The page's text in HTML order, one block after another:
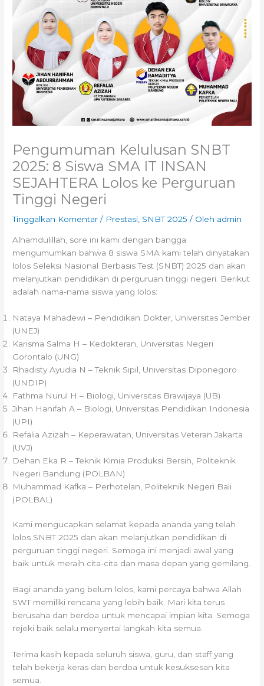
Pengumuman Kelulusan SNBT
2025: 8 Siswa SMA IT INSAN
SEJAHTERA Lolos ke Perguruan
Tinggi Negeri
Tinggalkan Komentar / Prestasi SNBT 2025 / Oleh admin
Alhamdulillah, sore ini kami dengan bangga
mengumumkan bahwa 8 siswa SMA kami telah dinyatakan
lolos Seleksi Nasional Berbasis Test (SNBT) 2025 dan akan
melanjutkan pendidikan di perguruan tinggi negeri. Berikut
adalah nama-nama siswa yang lolos:
Nataya Mahadewi – Pendidikan Dokter, Universitas Jember
(UNEJ)
Karisma Salma H – Kedokteran, Universitas Negeri
Gorontalo (UNG)
Rhadisty Ayudia N – Teknik Sipil, Universitas Diponegoro
(UNDIP)
Fathma Nurul H – Biologi, Universitas Brawijaya (UB)
Jihan Hanifah A – Biologi, Universitas Pendidikan Indonesia
(UPI)
Refalia Azizah – Keperawatan, Universitas Veteran Jakarta
(UVJ)
Dehan Eka R – Teknik Kimia Produksi Bersih, Politeknik
Negeri Bandung (POLBAN)
Muhammad Kafka – Perhotelan, Politeknik Negeri Bali
(POLBAL)
Kami mengucapkan selamat kepada ananda yang telah
lolos SNBT 2025 dan akan melanjutkan pendidikan di
perguruan tinggi negeri. Semoga ini menjadi awal yang
baik untuk meraih cita-cita dan masa depan yang gemilang.
Bagi ananda yang belum lolos, kami percaya bahwa Allah
SWT memiliki rencana yang lebih baik. Mari kita terus
berusaha dan berdoa untuk mencapai impian kita. Semoga
rejeki baik selalu menyertai langkah kita semua.
Terima kasih kepada seluruh siswa, guru, dan staff yang
telah bekerja keras dan berdoa untuk kesuksesan kita
semua.